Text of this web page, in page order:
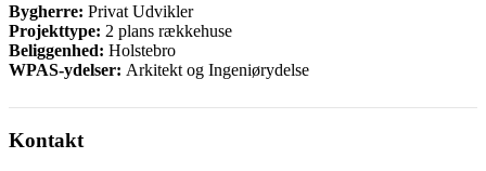
Bygherre: Privat Udvikler
Projekttype: 2 plans rækkehuse
Beliggenhed: Holstebro
WPAS-ydelser: Arkitekt og Ingeniørydelse
Kontakt